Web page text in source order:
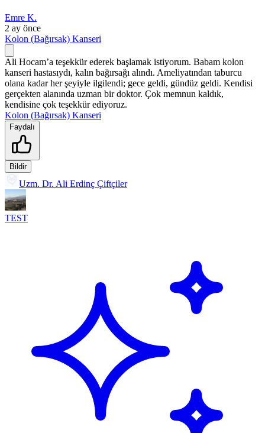
Emre K.
2 ay önce
Kolon (Bağırsak) Kanseri
Ali Hocam’a teşekkür ederek başlamak istiyorum. Babam kolon
kanseri hastasıydı, kalın bağırsağı alındı. Ameliyatından taburcu
olana kadar her şeyiyle ilgilendi; gece geldi, gündüz geldi. Kendisi
gerçekten alanında uzman bir doktor. Çok memnun kaldık,
kendisine çok teşekkür ediyoruz.
Kolon (Bağırsak) Kanseri
Faydalı
Bildir
Uzm. Dr. Ali Erdinç Çiftçiler
TEST